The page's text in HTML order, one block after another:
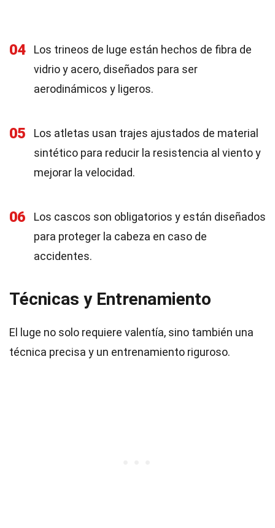
04
Los trineos de luge están hechos de fibra de
vidrio y acero, diseñados para ser
aerodinámicos y ligeros.
05
Los atletas usan trajes ajustados de material
sintético para reducir la resistencia al viento y
mejorar la velocidad.
06
Los cascos son obligatorios y están diseñados
para proteger la cabeza en caso de
accidentes.
Técnicas y Entrenamiento
El luge no solo requiere valentía, sino también una
técnica precisa y un entrenamiento riguroso.